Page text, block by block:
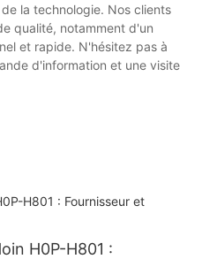
la technologie. Nos clients
qualité, notamment d'un
et rapide. N'hésitez pas à
d'information et une visite
H0P-H801 :